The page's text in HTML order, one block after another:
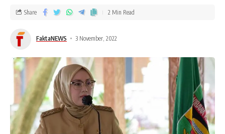
FaktaNEWS 3 November, 2022
Share 2 Min Read